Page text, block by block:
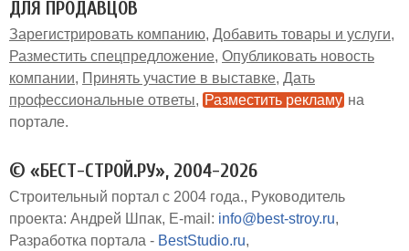
ДЛЯ ПРОДАВЦОВ
Зарегистрировать компанию Добавить товары и услуги
Разместить спецпредложение Опубликовать новость
компании
Принять участие в выставке Дать
профессиональные ответы
Разместить рекламу на
портале
© «БЕСТ-СТРОЙ.РУ», 2004-2026
Строительный портал с 2004 года.
Руководитель
проекта: Андрей Шпак E-mail: info@best-stroy.ru
Разработка портала - BestStudio.ru